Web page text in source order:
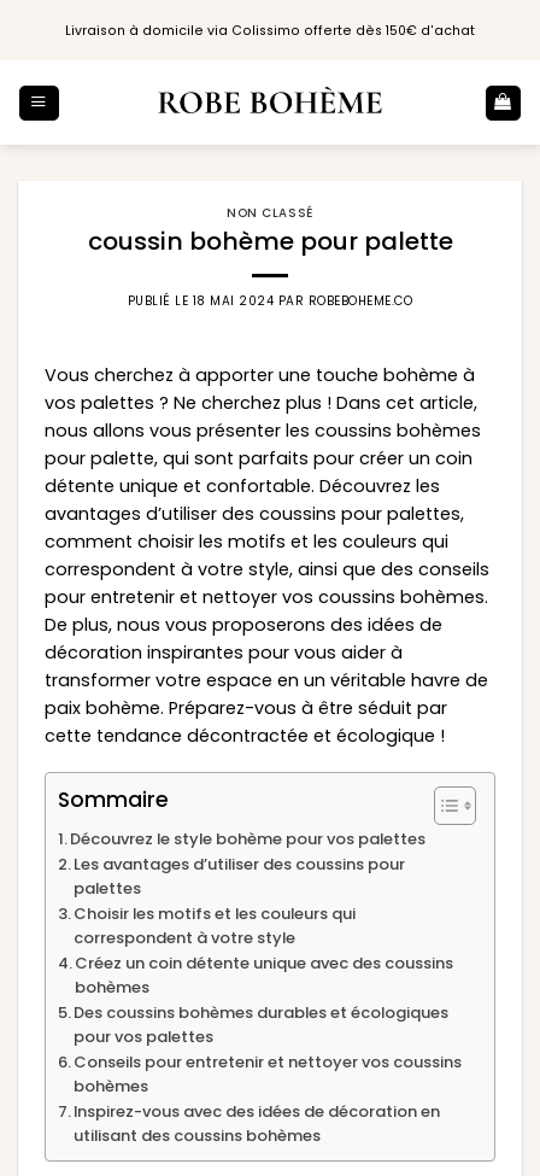
Livraison à domicile via Colissimo offerte dès 150€ d'achat
NON CLASSÉ
coussin bohème pour palette
PUBLIÉ LE 18 MAI 2024 PAR ROBEBOHEME.CO
Vous cherchez à apporter une touche bohème à
vos palettes ? Ne cherchez plus ! Dans cet article,
nous allons vous présenter les coussins bohèmes
pour palette, qui sont parfaits pour créer un coin
détente unique et confortable. Découvrez les
avantages d’utiliser des coussins pour palettes,
comment choisir les motifs et les couleurs qui
correspondent à votre style, ainsi que des conseils
pour entretenir et nettoyer vos coussins bohèmes.
De plus, nous vous proposerons des idées de
décoration inspirantes pour vous aider à
transformer votre espace en un véritable havre de
paix bohème. Préparez-vous à être séduit par
cette tendance décontractée et écologique !
Sommaire
Découvrez le style bohème pour vos palettes
Les avantages d’utiliser des coussins pour
palettes
Choisir les motifs et les couleurs qui
correspondent à votre style
Créez un coin détente unique avec des coussins
bohèmes
Des coussins bohèmes durables et écologiques
pour vos palettes
Conseils pour entretenir et nettoyer vos coussins
bohèmes
Inspirez-vous avec des idées de décoration en
utilisant des coussins bohèmes